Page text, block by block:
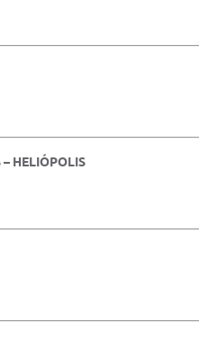
HELIÓPOLIS